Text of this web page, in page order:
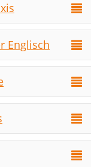
Englisch